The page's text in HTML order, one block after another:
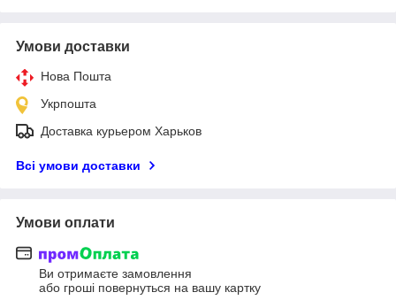
Умови доставки
Нова Пошта
Укрпошта
Доставка курьером Харьков
Всі умови доставки
Умови оплати
Ви отримаєте замовлення
або гроші повернуться на вашу картку